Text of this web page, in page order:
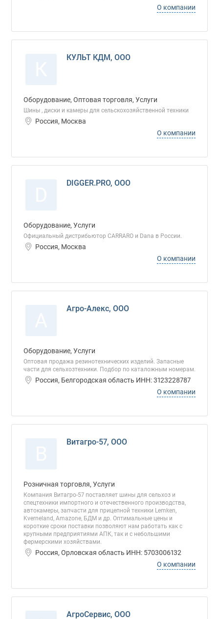
О компании
КУЛЬТ КДМ, ООО
Оборудование, Оптовая торговля, Услуги
Шины , диски и камеры для сельскохозяйственной техники
Россия, Москва
О компании
DIGGER.PRO, ООО
Оборудование, Услуги
Официальный дистрибьютор CARRARO и Dana в России.
Россия, Москва
О компании
Агро-Алекс, ООО
Оборудование, Услуги
Оптовая продажа резинотехнических изделий. Запасные
части для сельхозтехники. Подбор по каталожным номерам.
Россия, Белгородская область ИНН: 3123228787
О компании
Витагро-57, ООО
Розничная торговля, Услуги
Компания Витагро-57 поставляет шины для сельхоз и
спецтехники импортного и отечественного производства,
автокамеры, запчасти для прицепной техники Lemken,
Kverneland, Amazone, БДМ и др. Оптимальные цены и
короткие сроки поставки позволяют нам работать как с
крупными предприятиями АПК, так и с небольшими
фермерскими хозяйствами.
Россия, Орловская область ИНН: 5703006132
О компании
АгроСервис, ООО